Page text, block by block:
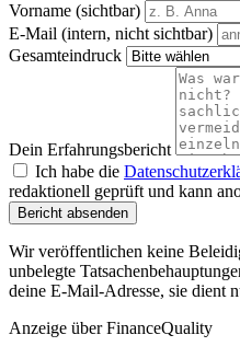
Vorname (sichtbar)
E-Mail (intern, nicht sichtbar)
Gesamteindruck
Dein Erfahrungsbericht
Ich habe die
redaktionell geprüft und kann
Bericht absenden
Wir veröffentlichen keine
unbelegte
deine E-Mail-Adresse, sie dient
Anzeige über FinanceQuality